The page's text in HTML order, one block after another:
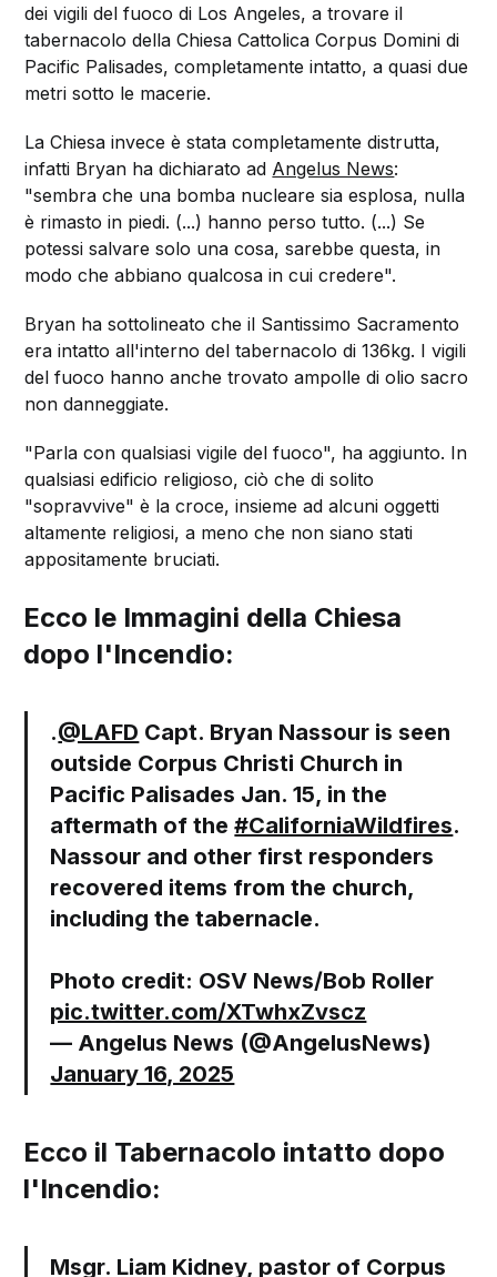
dei vigili del fuoco di Los Angeles, a trovare il
tabernacolo della Chiesa Cattolica Corpus Domini di
Pacific Palisades, completamente intatto, a quasi due
metri sotto le macerie.
La Chiesa invece è stata completamente distrutta,
infatti Bryan ha dichiarato ad Angelus News:
"sembra che una bomba nucleare sia esplosa, nulla
è rimasto in piedi. (...) hanno perso tutto. (...) Se
potessi salvare solo una cosa, sarebbe questa, in
modo che abbiano qualcosa in cui credere".
Bryan ha sottolineato che il Santissimo Sacramento
era intatto all'interno del tabernacolo di 136kg. I vigili
del fuoco hanno anche trovato ampolle di olio sacro
non danneggiate.
"Parla con qualsiasi vigile del fuoco", ha aggiunto. In
qualsiasi edificio religioso, ciò che di solito
"sopravvive" è la croce, insieme ad alcuni oggetti
altamente religiosi, a meno che non siano stati
appositamente bruciati.
Ecco le Immagini della Chiesa
dopo l'Incendio:
.@LAFD Capt. Bryan Nassour is seen
outside Corpus Christi Church in
Pacific Palisades Jan. 15, in the
aftermath of the#CaliforniaWildfires.
Nassour and other first responders
recovered items from the church,
including the tabernacle.
Photo credit: OSV News/Bob Roller
pic.twitter.com/XTwhxZvscz
— Angelus News (@AngelusNews)
January 16, 2025
Ecco il Tabernacolo intatto dopo
l'Incendio:
Msgr. Liam Kidney, pastor of Corpus